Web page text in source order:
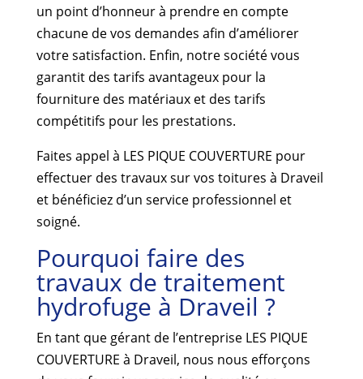
un point d’honneur à prendre en compte
chacune de vos demandes afin d’améliorer
votre satisfaction. Enfin, notre société vous
garantit des tarifs avantageux pour la
fourniture des matériaux et des tarifs
compétitifs pour les prestations.
Faites appel à LES PIQUE COUVERTURE pour
effectuer des travaux sur vos toitures à Draveil
et bénéficiez d’un service professionnel et
soigné.
Pourquoi faire des
travaux de traitement
hydrofuge à Draveil ?
En tant que gérant de l’entreprise LES PIQUE
COUVERTURE à Draveil, nous nous efforçons